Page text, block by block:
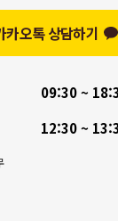
카오톡 상담하기
09:30 ~
12:30 ~